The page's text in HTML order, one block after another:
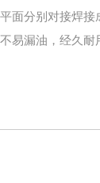
面分别对接焊
易漏油，经久耐